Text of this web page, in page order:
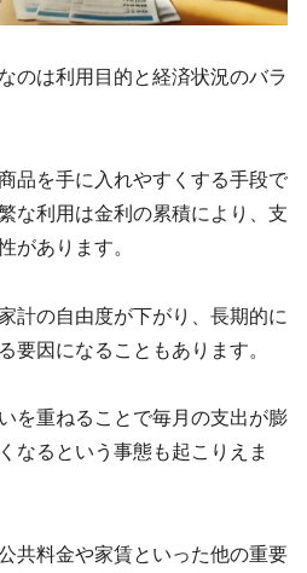
のは利用目的と経済状況のバラ
品を手に入れやすくする手段で
な利用は金利の累積により、支
があります。
計の自由度が下がり、長期的に
要因になることもあります。
を重ねることで毎月の支出が膨
なるという事態も起こりえま
共料金や家賃といった他の重要